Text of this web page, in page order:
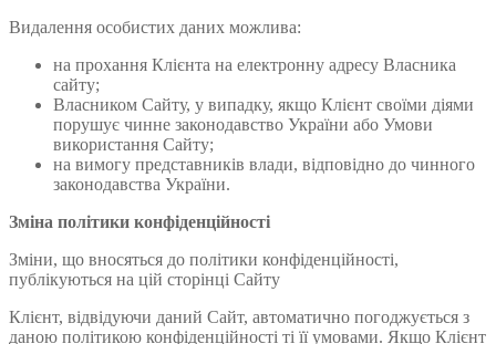
Видалення особистих даних можлива:
на прохання Клієнта на електронну адресу Власника
сайту;
Власником Сайту, у випадку, якщо Клієнт своїми діями
порушує чинне законодавство України або Умови
використання Сайту;
на вимогу представників влади, відповідно до чинного
законодавства України.
Зміна політики конфіденційності
Зміни, що вносяться до політики конфіденційності,
публікуються на цій сторінці Сайту
Клієнт, відвідуючи даний Сайт, автоматично погоджується з
даною політикою конфіденційності ті її умовами. Якщо Клієнт